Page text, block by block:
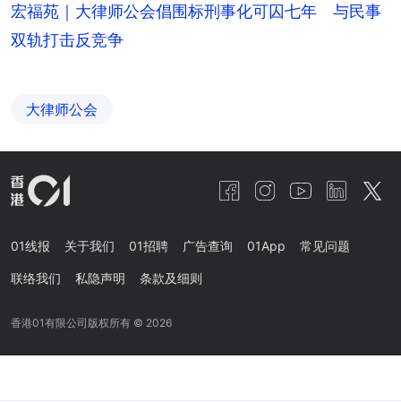
宏福苑｜大律师公会倡围标刑事化可囚七年 与民事
双轨打击反竞争
大律师公会
01线报 关于我们 01招聘 广告查询 01App 常见问题
联络我们 私隐声明 条款及细则
香港01有限公司版权所有 © 2026